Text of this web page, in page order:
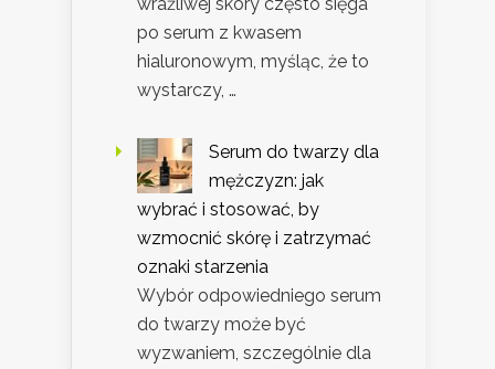
wrażliwej skóry często sięga
po serum z kwasem
hialuronowym, myśląc, że to
wystarczy, …
Serum do twarzy dla
mężczyzn: jak
wybrać i stosować, by
wzmocnić skórę i zatrzymać
oznaki starzenia
Wybór odpowiedniego serum
do twarzy może być
wyzwaniem, szczególnie dla